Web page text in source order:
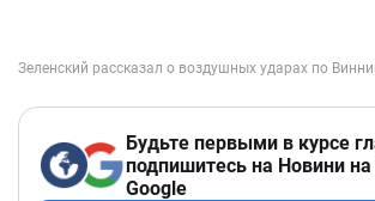
Будьте первыми в курсе
подпишитесь на Новини на
Google